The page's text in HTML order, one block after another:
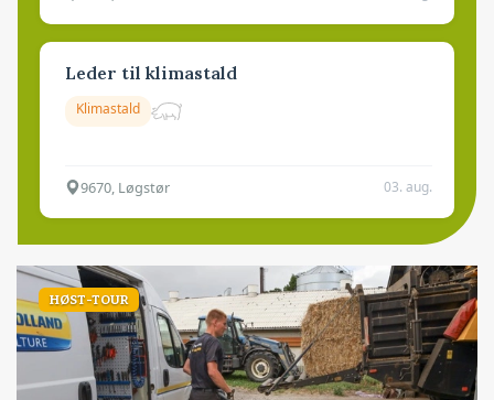
Leder til klimastald
Klimastald
9670, Løgstør 03. aug.
HØST-TOUR